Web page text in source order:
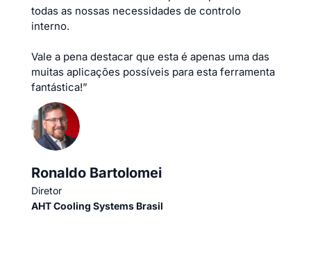
todas as nossas necessidades de controlo
interno.
Vale a pena destacar que esta é apenas uma das
muitas aplicações possíveis para esta ferramenta
fantástica!”
Ronaldo Bartolomei
Diretor
AHT Cooling Systems Brasil